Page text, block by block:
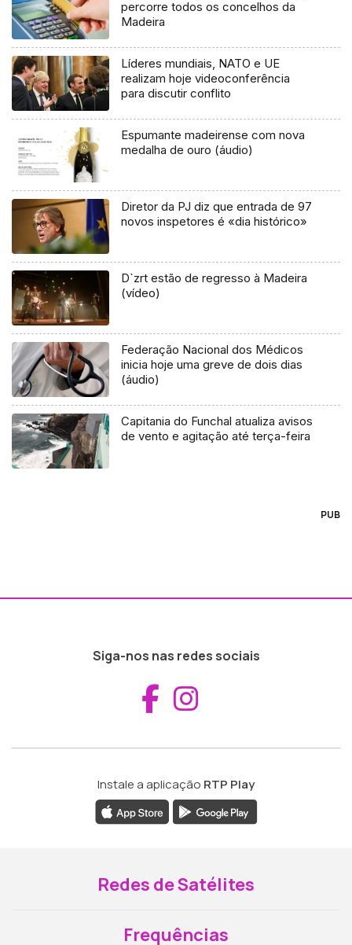
percorre todos os concelhos da
Madeira
Líderes mundiais, NATO e UE
realizam hoje videoconferência
para discutir conflito
Espumante madeirense com nova
medalha de ouro (áudio)
Diretor da PJ diz que entrada de 97
novos inspetores é «dia histórico»
D`zrt estão de regresso à Madeira
(vídeo)
Federação Nacional dos Médicos
inicia hoje uma greve de dois dias
(áudio)
Capitania do Funchal atualiza avisos
de vento e agitação até terça-feira
PUB
Siga-nos nas redes sociais
Aceder ao
Instale a aplicação RTP Play
Redes de Satélites
Frequências